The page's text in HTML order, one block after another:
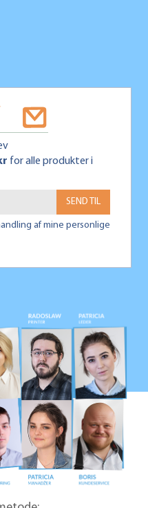
for alle produkter i
SEND TIL
af mine personlige